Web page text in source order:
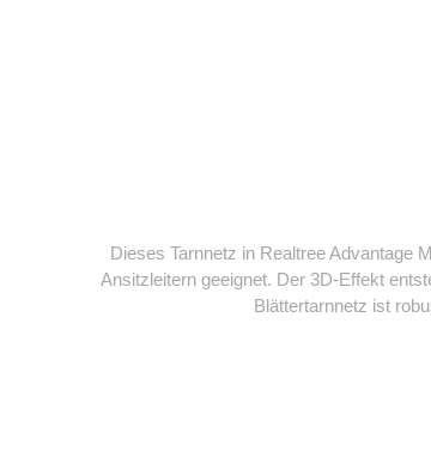
Dieses Tarnnetz in Realtree Advantage
Ansitzleitern geeignet. Der 3D-Effekt
Blättertarnnetz ist